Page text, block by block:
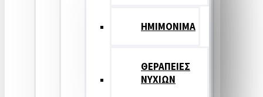
ΗΜΙΜΟΝΙΜΑ
ΘΕΡΑΠΕΙΕΣ
ΝΥΧΙΩΝ